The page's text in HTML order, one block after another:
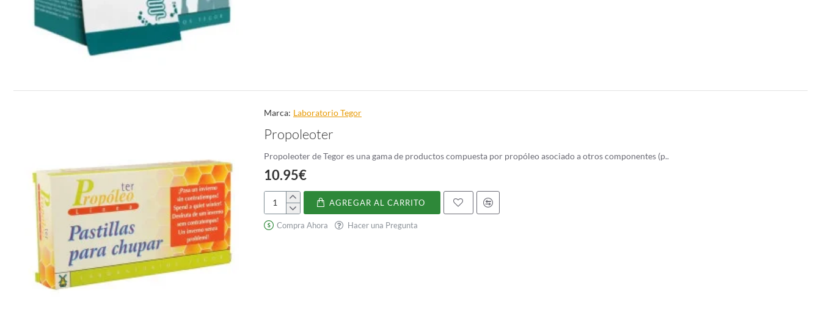
Marca: Laboratorio Tegor
Propoleoter
Propoleoter de Tegor es una gama de productos compuesta por propóleo asociado a otros componentes (p..
10.95€
Propoleoter
AGREGAR AL CARRITO
Compra Ahora Hacer una Pregunta